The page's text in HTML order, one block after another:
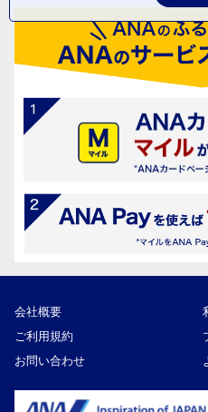
会社概要
ご利用規約
お問い合わせ